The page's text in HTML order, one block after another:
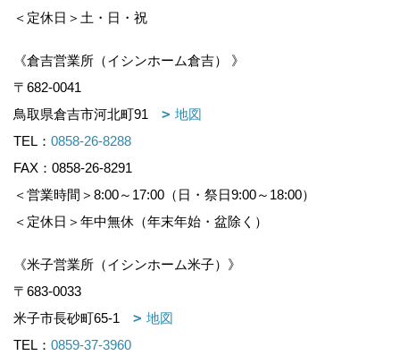
＜定休日＞土・日・祝
《倉吉営業所（イシンホーム倉吉） 》
〒682-0041
鳥取県倉吉市河北町91
地図
TEL： 0858-26-8288
FAX：0858-26-8291
＜営業時間＞8:00～17:00（日・祭日9:00～18:00）
＜定休日＞年中無休（年末年始・盆除く）
《米子営業所（イシンホーム米子）》
〒683-0033
米子市長砂町65-1
地図
TEL： 0859-37-3960